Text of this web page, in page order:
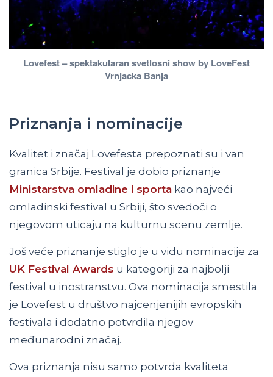
Lovefest – spektakularan svetlosni show by LoveFest
Vrnjacka Banja
Priznanja i nominacije
Kvalitet i značaj Lovefesta prepoznati su i van
granica Srbije. Festival je dobio priznanje
Ministarstva omladine i sporta kao najveći
omladinski festival u Srbiji, što svedoči o
njegovom uticaju na kulturnu scenu zemlje.
Još veće priznanje stiglo je u vidu nominacije za
UK Festival Awards u kategoriji za najbolji
festival u inostranstvu. Ova nominacija smestila
je Lovefest u društvo najcenjenijih evropskih
festivala i dodatno potvrdila njegov
međunarodni značaj.
Ova priznanja nisu samo potvrda kvaliteta